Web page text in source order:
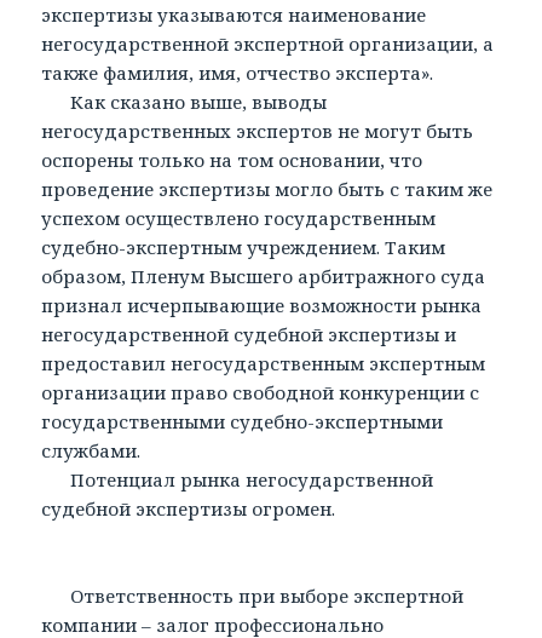
экспертизы указываются наименование
негосударственной экспертной организации, а
также фамилия, имя, отчество эксперта».
Как сказано выше, выводы
негосударственных экспертов не могут быть
оспорены только на том основании, что
проведение экспертизы могло быть с таким же
успехом осуществлено государственным
судебно-экспертным учреждением. Таким
образом, Пленум Высшего арбитражного суда
признал исчерпывающие возможности рынка
негосударственной судебной экспертизы и
предоставил негосударственным экспертным
организации право свободной конкуренции с
государственными судебно-экспертными
службами.
Потенциал рынка негосударственной
судебной экспертизы огромен.
Ответственность при выборе экспертной
компании – залог профессионально